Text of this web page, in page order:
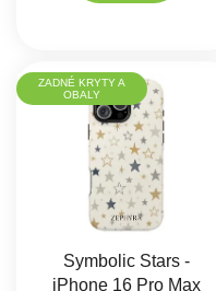
ZADNÉ KRYTY A
OBALY
Symbolic Stars -
iPhone 16 Pro Max